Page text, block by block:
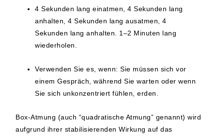
4 Sekunden lang einatmen, 4 Sekunden lang
anhalten, 4 Sekunden lang ausatmen, 4
Sekunden lang anhalten. 1–2 Minuten lang
wiederholen.
Verwenden Sie es, wenn: Sie müssen sich vor
einem Gespräch, während Sie warten oder wenn
Sie sich unkonzentriert fühlen, erden.
Box-Atmung (auch “quadratische Atmung” genannt) wird
aufgrund ihrer stabilisierenden Wirkung auf das